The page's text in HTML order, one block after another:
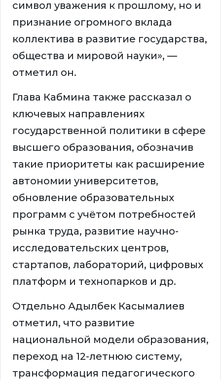
символ уважения к прошлому, но и
признание огромного вклада
коллектива в развитие государства,
общества и мировой науки», —
отметил он.
Глава Кабмина также рассказал о
ключевых направлениях
государственной политики в сфере
высшего образования, обозначив
такие приоритеты как расширение
автономии университетов,
обновление образовательных
программ с учётом потребностей
рынка труда, развитие научно-
исследовательских центров,
стартапов, лабораторий, цифровых
платформ и технопарков и др.
Отдельно Адылбек Касымалиев
отметил, что развитие
национальной модели образования,
переход на 12-летнюю систему,
трансформация педагогического